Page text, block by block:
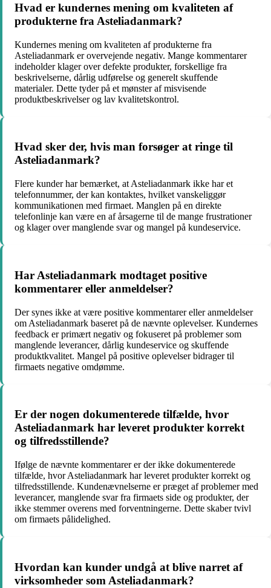
Hvad er kundernes mening om kvaliteten af
produkterne fra Asteliadanmark?
Kundernes mening om kvaliteten af produkterne fra
Asteliadanmark er overvejende negativ. Mange kommentarer
indeholder klager over defekte produkter, forskellige fra
beskrivelserne, dårlig udførelse og generelt skuffende
materialer. Dette tyder på et mønster af misvisende
produktbeskrivelser og lav kvalitetskontrol.
Hvad sker der, hvis man forsøger at ringe til
Asteliadanmark?
Flere kunder har bemærket, at Asteliadanmark ikke har et
telefonnummer, der kan kontaktes, hvilket vanskeliggør
kommunikationen med firmaet. Manglen på en direkte
telefonlinje kan være en af årsagerne til de mange frustrationer
og klager over manglende svar og mangel på kundeservice.
Har Asteliadanmark modtaget positive
kommentarer eller anmeldelser?
Der synes ikke at være positive kommentarer eller anmeldelser
om Asteliadanmark baseret på de nævnte oplevelser. Kundernes
feedback er primært negativ og fokuseret på problemer som
manglende leverancer, dårlig kundeservice og skuffende
produktkvalitet. Mangel på positive oplevelser bidrager til
firmaets negative omdømme.
Er der nogen dokumenterede tilfælde, hvor
Asteliadanmark har leveret produkter korrekt
og tilfredsstillende?
Ifølge de nævnte kommentarer er der ikke dokumenterede
tilfælde, hvor Asteliadanmark har leveret produkter korrekt og
tilfredsstillende. Kundenævnelserne er præget af problemer med
leverancer, manglende svar fra firmaets side og produkter, der
ikke stemmer overens med forventningerne. Dette skaber tvivl
om firmaets pålidelighed.
Hvordan kan kunder undgå at blive narret af
virksomheder som Asteliadanmark?